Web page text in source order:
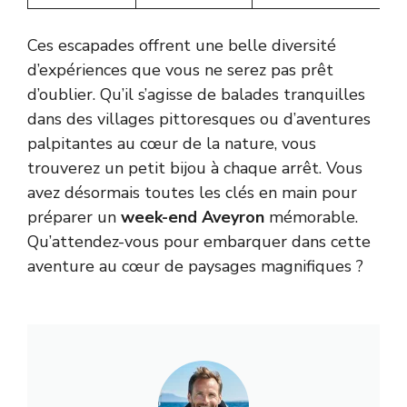
Ces escapades offrent une belle diversité
d’expériences que vous ne serez pas prêt
d’oublier. Qu’il s’agisse de balades tranquilles
dans des villages pittoresques ou d’aventures
palpitantes au cœur de la nature, vous
trouverez un petit bijou à chaque arrêt. Vous
avez désormais toutes les clés en main pour
préparer un week-end Aveyron mémorable.
Qu’attendez-vous pour embarquer dans cette
aventure au cœur de paysages magnifiques ?